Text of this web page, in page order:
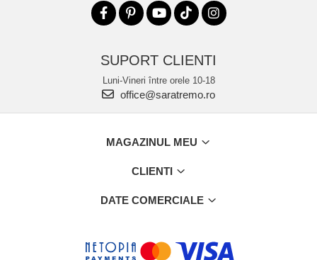
SUPORT CLIENTI
Luni-Vineri între orele 10-18
office@saratremo.ro
MAGAZINUL MEU
CLIENTI
DATE COMERCIALE